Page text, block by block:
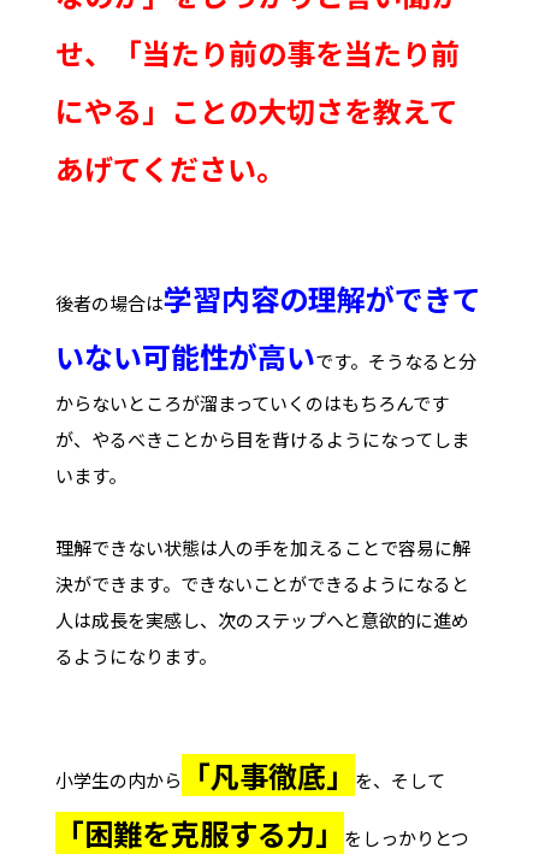
せ、「当たり前の事を当たり前
にやる」ことの大切さを教えて
あげてください。
後者の場合は学習内容の理解ができて
いない可能性が高いです。そうなると分
からないところが溜まっていくのはもちろんです
が、やるべきことから目を背けるようになってしま
います。
理解できない状態は人の手を加えることで容易に解
決ができます。できないことができるようになると
人は成長を実感し、次のステップへと意欲的に進め
るようになります。
小学生の内から 「凡事徹底」 を、そして
「困難を克服する力」
をしっかりとつ